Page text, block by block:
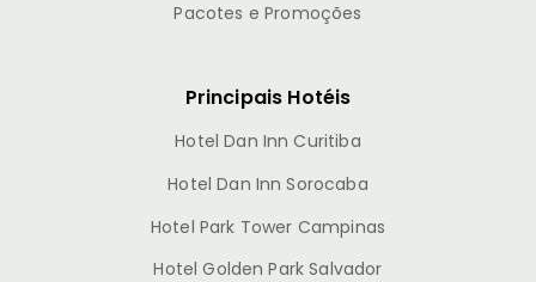
Pacotes e Promoções
Principais Hotéis
Hotel Dan Inn Curitiba
Hotel Dan Inn Sorocaba
Hotel Park Tower Campinas
Hotel Golden Park Salvador